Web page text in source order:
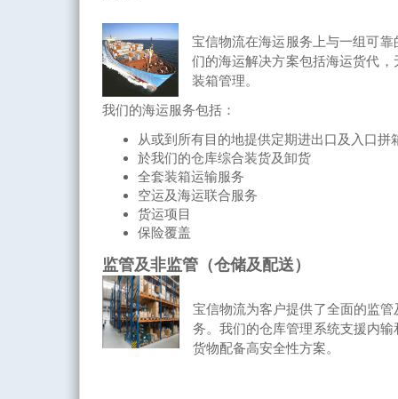
宝信物流在海运服务上与一组可
们的海运解决方案包括海运货代
装箱管理。
我们的海运服务包括：
从或到所有目的地提供定期进出口及入口拼
於我们的仓库综合装货及卸货
全套装箱运输服务
空运及海运联合服务
货运项目
保险覆盖
监管及非监管（仓储及配送）
宝信物流为客户提供了全面的监
务。我们的仓库管理系统支援内
货物配备高安全性方案。